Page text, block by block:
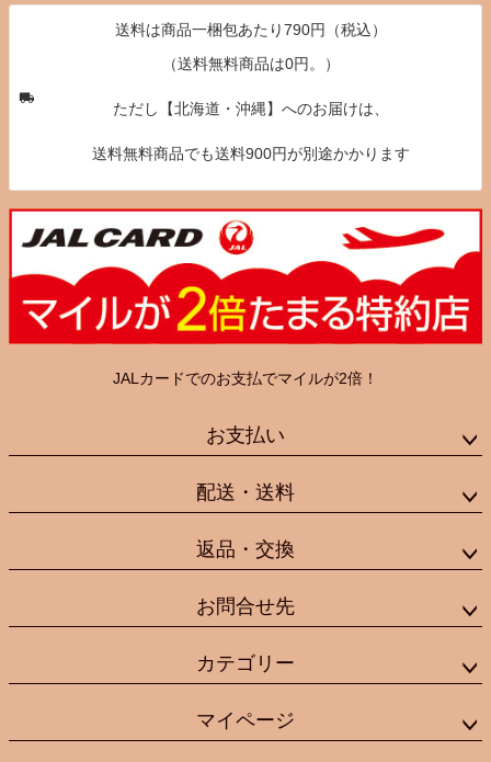
送料は商品一梱包あたり790円（税込）
（送料無料商品は0円。）
ただし【北海道・沖縄】へのお届けは、
送料無料商品でも送料900円が別途かかります
JALカードでのお支払でマイルが2倍！
お支払い
配送・送料
返品・交換
お問合せ先
カテゴリー
マイページ